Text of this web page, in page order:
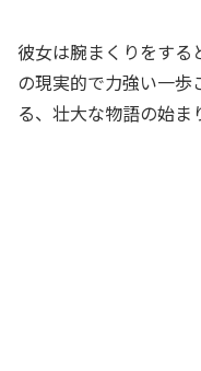
彼女は腕まくりをする
の現実的で力強い一歩
る、壮大な物語の始ま